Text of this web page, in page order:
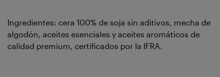
Ingredientes: cera 100% de soja sin aditivos, mecha de
algodón, aceites esenciales y aceites aromáticos de
calidad premium, certificados por la IFRA.